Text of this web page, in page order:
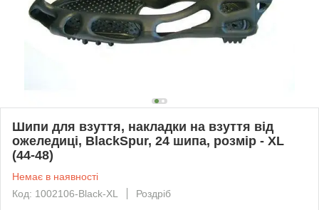
Шипи для взуття, накладки на взуття від
ожеледиці, BlackSpur, 24 шипа, розмір - XL
(44-48)
Немає в наявності
Код: 1002106-Black-XL
Роздріб